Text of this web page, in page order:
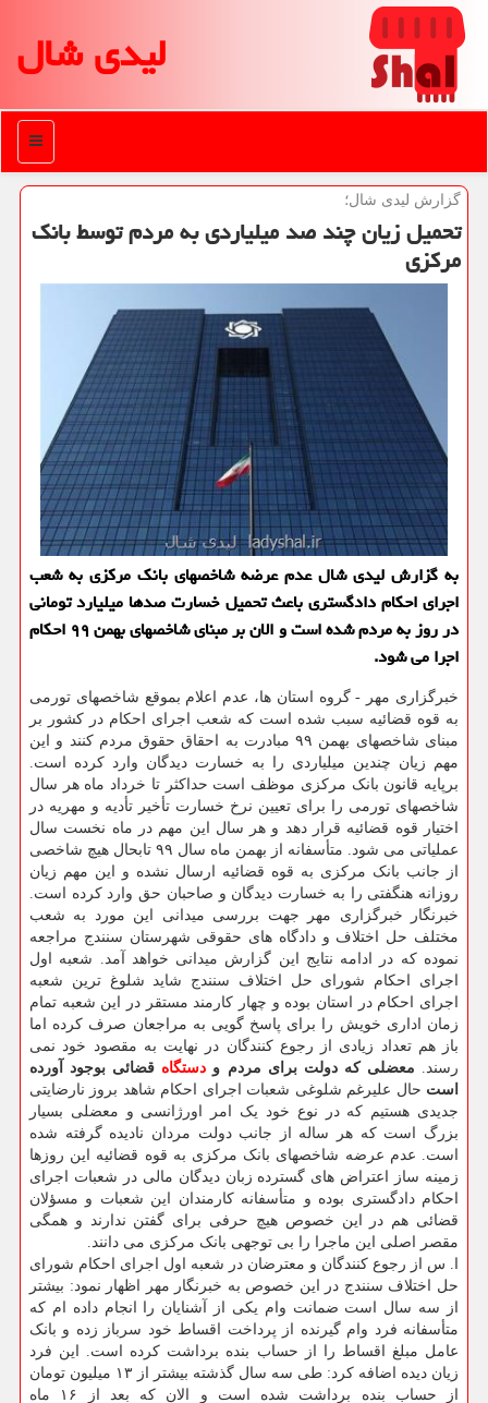
لیدی شال
منو
گزارش لیدی شال؛
تحمیل زیان چند صد میلیاردی به مردم توسط بانك
مركزی
به گزارش لیدی شال عدم عرضه شاخصهای بانک مرکزی به شعب
اجرای احکام دادگستری باعث تحمیل خسارت صدها میلیارد تومانی
در روز به مردم شده است و الان بر مبنای شاخصهای بهمن ۹۹ احکام
اجرا می شود.
خبرگزاری مهر - گروه استان ها، عدم اعلام بموقع شاخصهای تورمی
به قوه قضائیه سبب شده است که شعب اجرای احکام در کشور بر
مبنای شاخصهای بهمن ۹۹ مبادرت به احقاق حقوق مردم کنند و این
مهم زیان چندین میلیاردی را به خسارت دیدگان وارد کرده است.
برپایه قانون بانک مرکزی موظف است حداکثر تا خرداد ماه هر سال
شاخصهای تورمی را برای تعیین نرخ خسارت تأخیر تأدیه و مهریه در
اختیار قوه قضائیه قرار دهد و هر سال این مهم در ماه نخست سال
عملیاتی می شود. متأسفانه از بهمن ماه سال ۹۹ تابحال هیچ شاخصی
از جانب بانک مرکزی به قوه قضائیه ارسال نشده و این مهم زیان
روزانه هنگفتی را به خسارت دیدگان و صاحبان حق وارد کرده است.
خبرنگار خبرگزاری مهر جهت بررسی میدانی این مورد به شعب
مختلف حل اختلاف و دادگاه های حقوقی شهرستان سنندج مراجعه
نموده که در ادامه نتایج این گزارش میدانی خواهد آمد. شعبه اول
اجرای احکام شورای حل اختلاف سنندج شاید شلوغ ترین شعبه
اجرای احکام در استان بوده و چهار کارمند مستقر در این شعبه تمام
زمان اداری خویش را برای پاسخ گویی به مراجعان صرف کرده اما
باز هم تعداد زیادی از رجوع کنندگان در نهایت به مقصود خود نمی
رسند. معضلی که دولت برای مردم و دستگاه قضائی بوجود آورده
است حال علیرغم شلوغی شعبات اجرای احکام شاهد بروز نارضایتی
جدیدی هستیم که در نوع خود یک امر اورژانسی و معضلی بسیار
بزرگ است که هر ساله از جانب دولت مردان نادیده گرفته شده
است. عدم عرضه شاخصهای بانک مرکزی به قوه قضائیه این روزها
زمینه ساز اعتراض های گسترده زبان دیدگان مالی در شعبات اجرای
احکام دادگستری بوده و متأسفانه کارمندان این شعبات و مسؤلان
قضائی هم در این خصوص هیچ حرفی برای گفتن ندارند و همگی
مقصر اصلی این ماجرا را بی توجهی بانک مرکزی می دانند.
ا. س از رجوع کنندگان و معترضان در شعبه اول اجرای احکام شورای
حل اختلاف سنندج در این خصوص به خبرنگار مهر اظهار نمود: بیشتر
از سه سال است ضمانت وام یکی از آشنایان را انجام داده ام که
متأسفانه فرد وام گیرنده از پرداخت اقساط خود سرباز زده و بانک
عامل مبلغ اقساط را از حساب بنده برداشت کرده است. این فرد
زیان دیده اضافه کرد: طی سه سال گذشته بیشتر از ۱۳ میلیون تومان
از حساب بنده برداشت شده است و الان که بعد از ۱۶ ماه